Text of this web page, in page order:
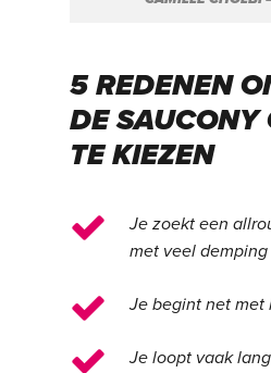
5 REDENEN
DE SAUCONY
TE KIEZEN
Je zoekt een
met veel demping
Je begint net met
Je loopt vaak